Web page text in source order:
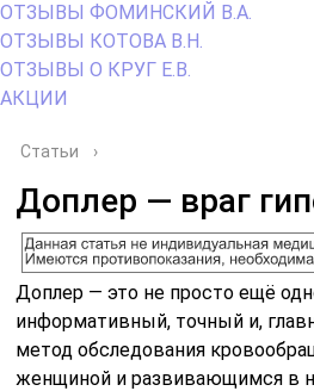
ОТЗЫВЫ ФОМИНСКИЙ В.А.
ОТЗЫВЫ КОТОВА В.Н.
ОТЗЫВЫ О КРУГ Е.В.
АКЦИИ
Статьи ›
Доплер — враг
Доплер — это не просто ещё
информативный, точный и,
метод обследования
женщиной и развивающимся в